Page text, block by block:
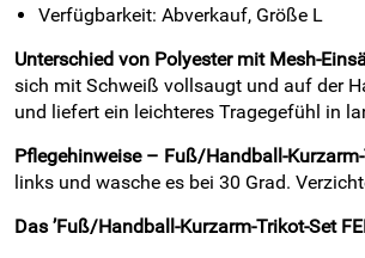
Verfügbarkeit: Abverkauf, Größe L
Unterschied von Polyester mit Mesh-
sich mit Schweiß vollsaugt und auf der
und liefert ein leichteres Tragegefühl in
Pflegehinweise – Fuß/Handball-
links und wasche es bei 30 Grad.
Das ’Fuß/Handball-Kurzarm-Trikot-Set